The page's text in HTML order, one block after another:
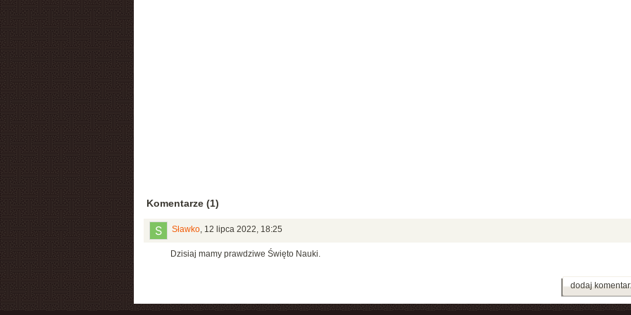
Komentarze (1)
Sławko, 12 lipca 2022, 18:25
Dzisiaj mamy prawdziwe Święto Nauki.
dodaj